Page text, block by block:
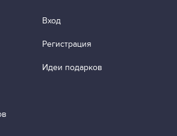
Вход
Регистрация
Идеи подарков